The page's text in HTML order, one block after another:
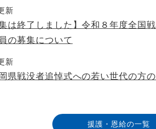
新
は終了しました】令和８年度全国
の募集について
新
県戦没者追悼式への若い世代の方
援護・恩給の一覧